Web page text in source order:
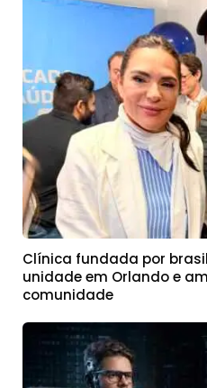
Clínica fundada por
unidade em Orlando e
comunidade